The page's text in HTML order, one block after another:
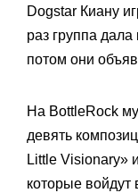
Dogstar Киану
раз группа дала
потом они
На BottleRock
девять
Little Visionary»
которые